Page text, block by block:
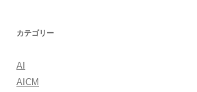
カテゴリー
AI
AICM